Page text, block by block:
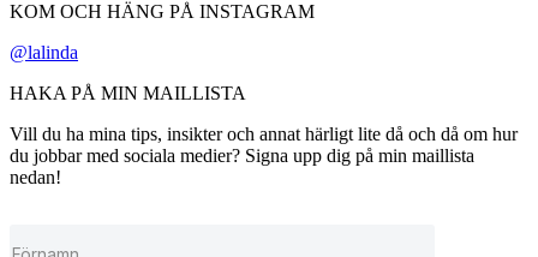
KOM OCH HÄNG PÅ INSTAGRAM
@lalinda
HAKA PÅ MIN MAILLISTA
Vill du ha mina tips, insikter och annat härligt lite då och då om hur
du jobbar med sociala medier? Signa upp dig på min maillista
nedan!